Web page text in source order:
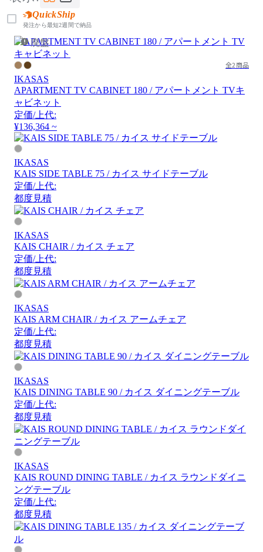
QuickShip
発注から最短2週間で納品
廃盤
全2商品
IKASAS
APARTMENT TV CABINET 180 / アパートメント TVキ
ャビネット
定価/上代:
¥136,364 ~
IKASAS
KAIS SIDE TABLE 75 / カイス サイドテーブル
定価/上代:
都度見積
IKASAS
KAIS CHAIR / カイス チェア
定価/上代:
都度見積
IKASAS
KAIS ARM CHAIR / カイス アームチェア
定価/上代:
都度見積
IKASAS
KAIS DINING TABLE 90 / カイス ダイニングテーブル
定価/上代:
都度見積
IKASAS
KAIS ROUND DINING TABLE / カイス ラウンドダイニ
ングテーブル
定価/上代:
都度見積